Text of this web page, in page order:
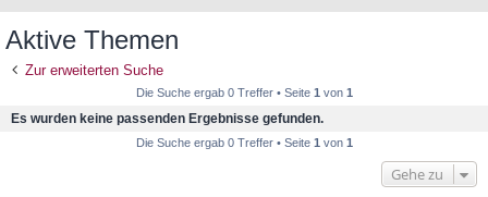
Aktive Themen
Zur erweiterten Suche
Die Suche ergab 0 Treffer • Seite 1 von 1
Es wurden keine passenden Ergebnisse gefunden.
Die Suche ergab 0 Treffer • Seite 1 von 1
Gehe zu